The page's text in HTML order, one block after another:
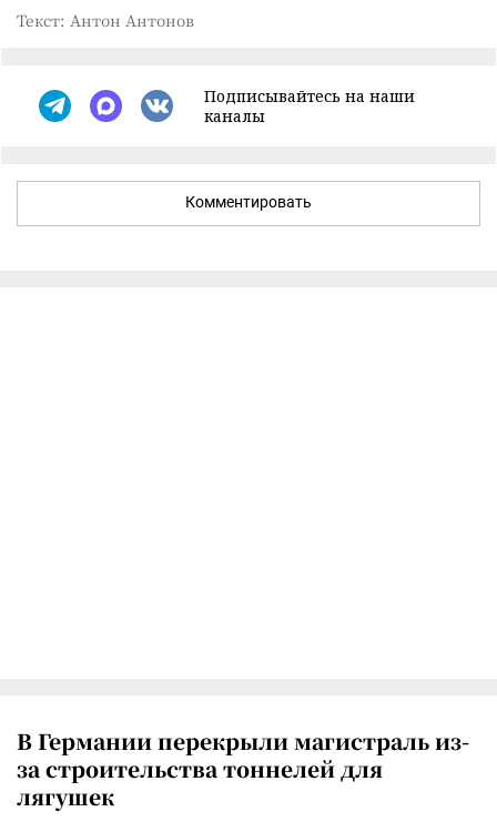
Текст: Антон Антонов
Подписывайтесь на наши
каналы
Комментировать
В Германии перекрыли магистраль из-
за строительства тоннелей для
лягушек